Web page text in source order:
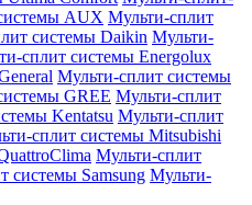
AUX Мульти-сплит
системы Daikin Мульти-
сплит системы Energolux
Мульти-сплит системы
GREE Мульти-сплит
Kentatsu Мульти-сплит
сплит системы Mitsubishi
Мульти-сплит
системы Samsung Мульти-